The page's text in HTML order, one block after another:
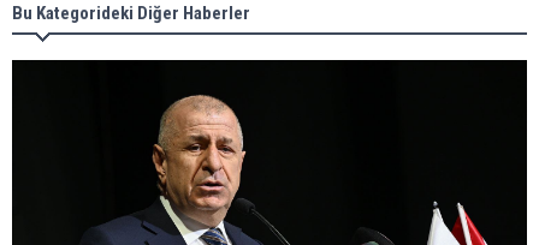
Bu Kategorideki Diğer Haberler